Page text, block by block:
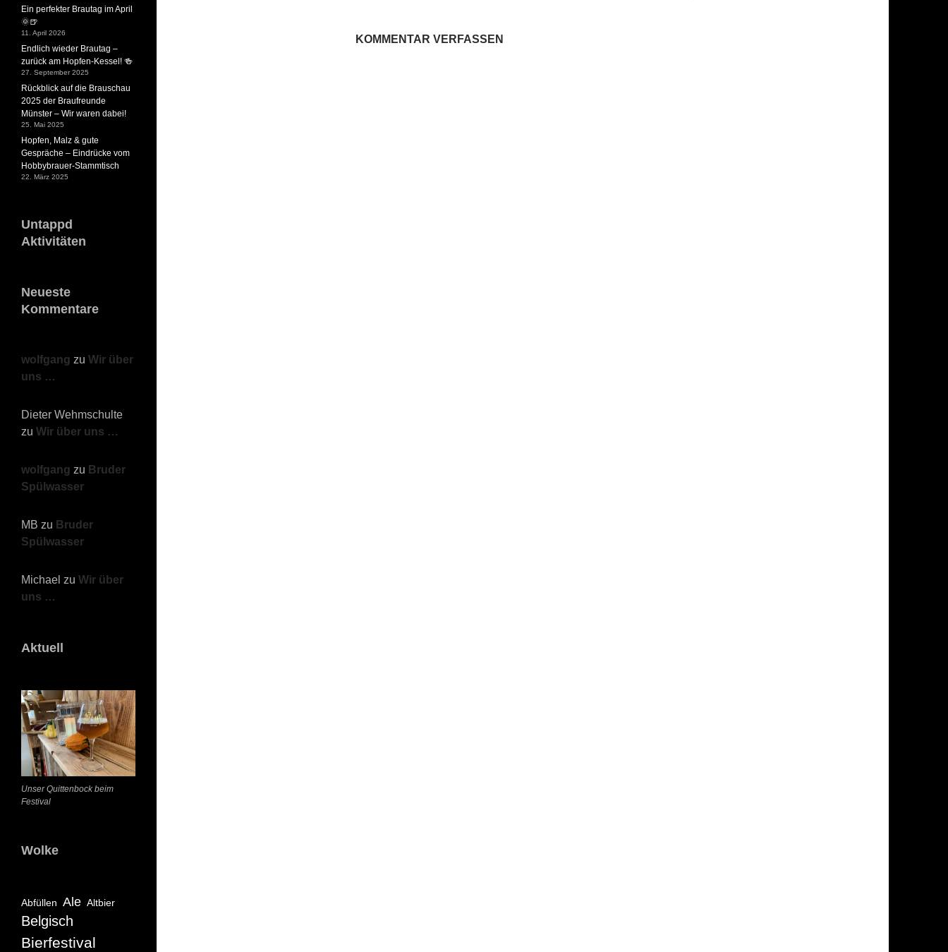
KOMMENTAR VERFASSEN
Ein perfekter Brautag im April
🌞🍺
11. April 2026
Endlich wieder Brautag –
zurück am Hopfen-Kessel! 🍻
27. September 2025
Rückblick auf die Brauschau
2025 der Braufreunde
Münster – Wir waren dabei!
25. Mai 2025
Hopfen, Malz & gute
Gespräche – Eindrücke vom
Hobbybrauer-Stammtisch
22. März 2025
Untappd
Aktivitäten
Neueste
Kommentare
wolfgang zu Wir über
uns …
Dieter Wehmschulte
zu Wir über uns …
wolfgang zu Bruder
Spülwasser
MB zu Bruder
Spülwasser
Michael zu Wir über
uns …
Aktuell
Unser Quittenbock beim
Festival
Wolke
Abfüllen Ale Altbier
Belgisch
Bierfestival